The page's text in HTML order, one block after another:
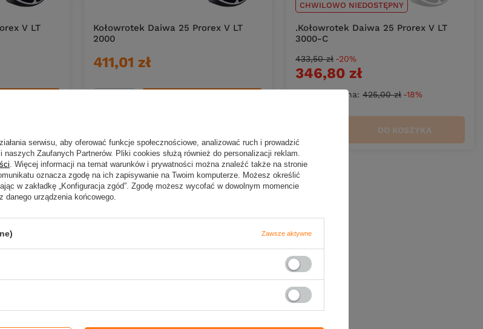
V LT
Kołowrotek Daiwa 25 Prorex V LT
2000
411,01 zł
CHWILOWO NIEDOSTĘPNY
.Kołowrotek Daiwa 25 Prorex V LT
3000-C
346,80 zł
Najniższa cena: 425,00 zł -18%
433,50 zł -20%
DO KOSZYKA
serwisu, aby oferować funkcje społecznościowe, analizować ruch i prowadzić
Zaufanych Partnerów. Pliki cookies służą również do personalizacji reklam.
. Więcej informacji na temat warunków i prywatności można znaleźć także na stronie
oznacza zgodę na ich zapisywanie na Twoim komputerze. Możesz określić
w zakładkę „Konfiguracja zgód”. Zgodę możesz wycofać w dowolnym momencie
urządzenia końcowego.
Zawsze aktywne